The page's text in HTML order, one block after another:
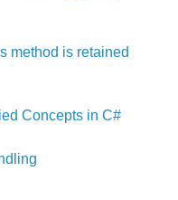
method is retained
Concepts in C#